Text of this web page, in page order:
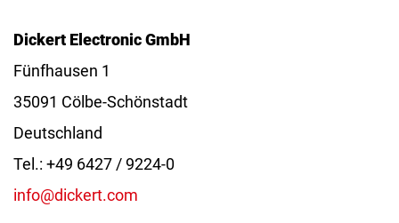
Dickert Electronic GmbH
Fünfhausen 1
35091 Cölbe-Schönstadt
Deutschland
Tel.: +49 6427 / 9224-0
info@dickert.com